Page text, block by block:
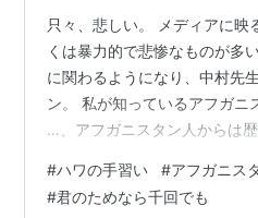
只々、悲しい。 メディアに映
くは暴力的で悲惨なものが多
に関わるようになり、中村先
ン。 私が知っているアフガニ
…、アフガニスタン人からは
るほど平和で美しい国だった
ガニスタン和平 : 読売新聞 バ
#ハワの手習い #アフガニス
#君のためなら千回でも